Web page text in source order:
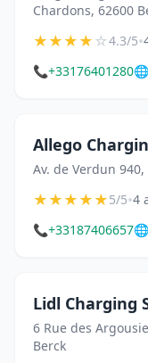
Chardons, 62600
★★★★☆4.3/5•
📞+33176401280🌐
Allego
Av. de Verdun
★★★★★5/5•4
📞+33187406657🌐
Lidl Charging
6 Rue des
Berck